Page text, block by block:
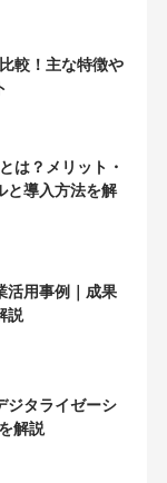
較！主な特徴や
は？メリット・
と導入方法を解
活用事例｜成果
説
ジタライゼーシ
解説